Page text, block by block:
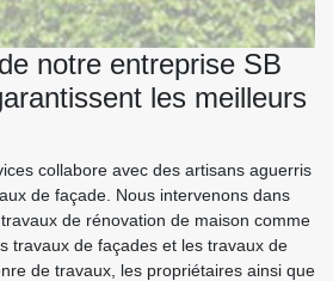
notre entreprise SB
les meilleurs
collabore avec des artisans aguerris
de façade. Nous intervenons dans
de rénovation de maison comme
travaux de façades et les travaux de
de travaux, les propriétaires ainsi que